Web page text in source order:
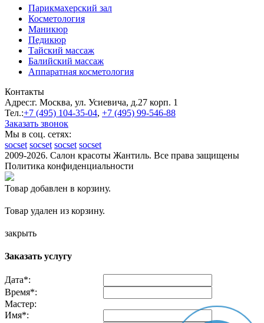
Парикмахерский зал
Косметология
Маникюр
Педикюр
Тайский массаж
Балийский массаж
Аппаратная косметология
Контакты
Адрес:г. Москва, ул. Усиевича, д.27 корп. 1
Тел.:+7 (495) 104-35-04, +7 (495) 99-546-88
Заказать звонок
Мы в соц. сетях:
socset socset socset socset
2009-2026. Салон красоты Жантиль. Все права защищены
Политика конфиденциальности
Товар добавлен в корзину.
Товар удален из корзину.
закрыть
Заказать услугу
Дата*:
Время*:
Мастер:
Имя*: